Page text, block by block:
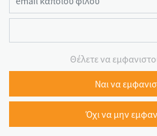
Θέλετε να
Ναι να
Όχι να μην